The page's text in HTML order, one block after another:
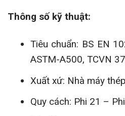
Thông số kỹ thuật:
Tiêu chuẩn: BS EN
ASTM-A500, TCVN
Xuất xứ: Nhà máy
Quy cách: Phi 21 –